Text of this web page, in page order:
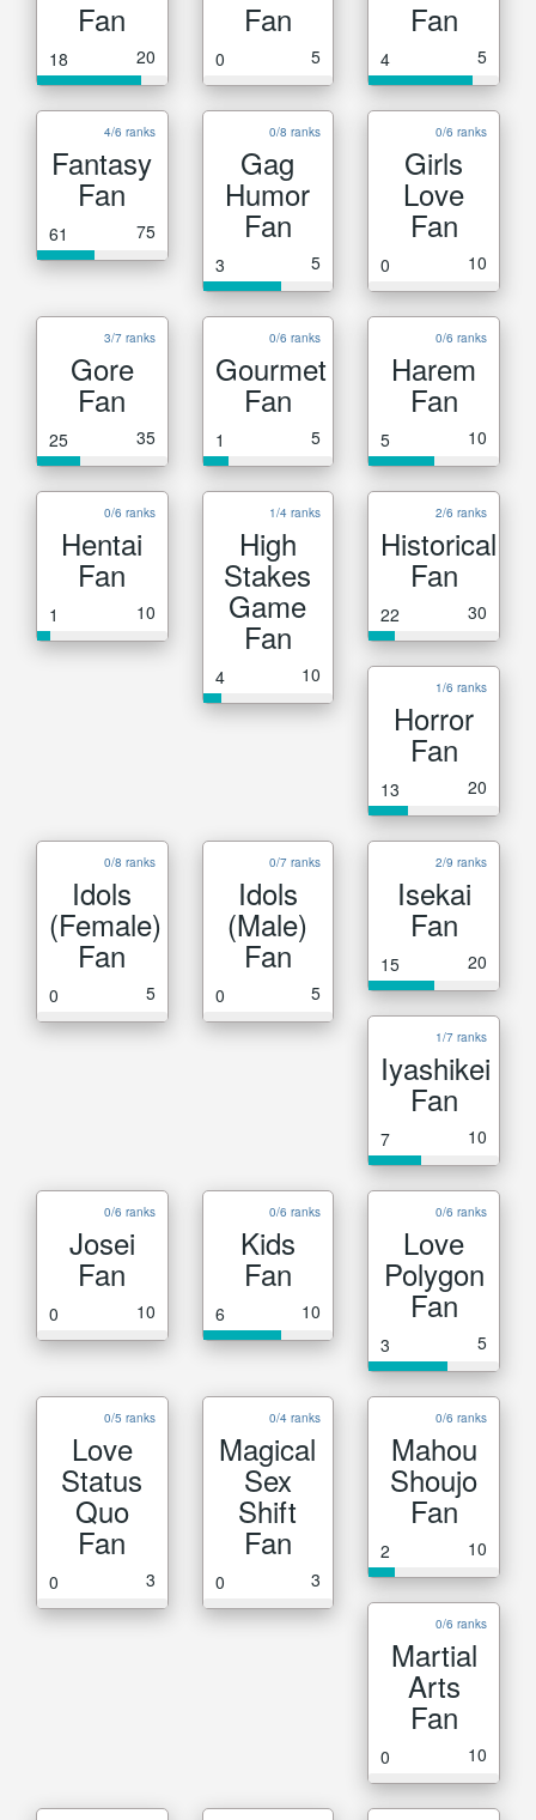
Fan
18 20
Fan
0 5
Fan
4 5
4/6 ranks
Fantasy
Fan
61 75
0/8 ranks
Gag
Humor
Fan
3 5
0/6 ranks
Girls
Love
Fan
0 10
3/7 ranks
Gore
Fan
25 35
0/6 ranks
Gourmet
Fan
1 5
0/6 ranks
Harem
Fan
5 10
0/6 ranks
Hentai
Fan
1 10
1/4 ranks
High
Stakes
Game
Fan
4 10
2/6 ranks
Historical
Fan
22 30
1/6 ranks
Horror
Fan
13 20
0/8 ranks
Idols
(Female)
Fan
0 5
0/7 ranks
Idols
(Male)
Fan
0 5
2/9 ranks
Isekai
Fan
15 20
1/7 ranks
Iyashikei
Fan
7 10
0/6 ranks
Josei
Fan
0 10
0/6 ranks
Kids
Fan
6 10
0/6 ranks
Love
Polygon
Fan
3 5
0/5 ranks
Love
Status
Quo
Fan
0 3
0/4 ranks
Magical
Sex
Shift
Fan
0 3
0/6 ranks
Mahou
Shoujo
Fan
2 10
0/6 ranks
Martial
Arts
Fan
0 10